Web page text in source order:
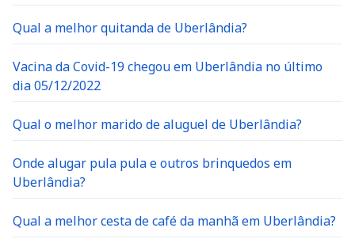
Qual a melhor quitanda de Uberlândia?
Vacina da Covid-19 chegou em Uberlândia no último
dia 05/12/2022
Qual o melhor marido de aluguel de Uberlândia?
Onde alugar pula pula e outros brinquedos em
Uberlândia?
Qual a melhor cesta de café da manhã em Uberlândia?